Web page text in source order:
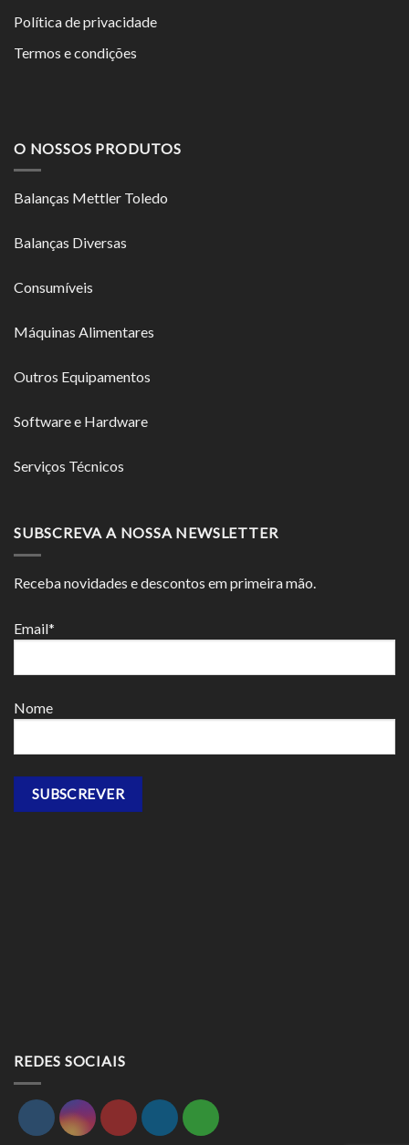
Política de privacidade
Termos e condições
O NOSSOS PRODUTOS
Balanças Mettler Toledo
Balanças Diversas
Consumíveis
Máquinas Alimentares
Outros Equipamentos
Software e Hardware
Serviços Técnicos
SUBSCREVA A NOSSA NEWSLETTER
Receba novidades e descontos em primeira mão.
Email*
Nome
REDES SOCIAIS